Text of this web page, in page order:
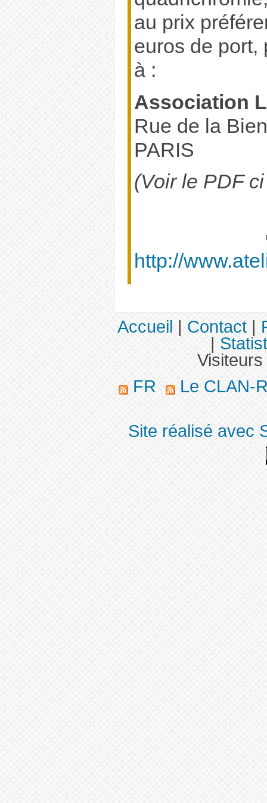
au prix
euros de port,
à :
Association
Rue de la
PARIS
(Voir le PDF
http://
Accueil|Contact|
|
FR
Le CLAN-
Site réalisé avec